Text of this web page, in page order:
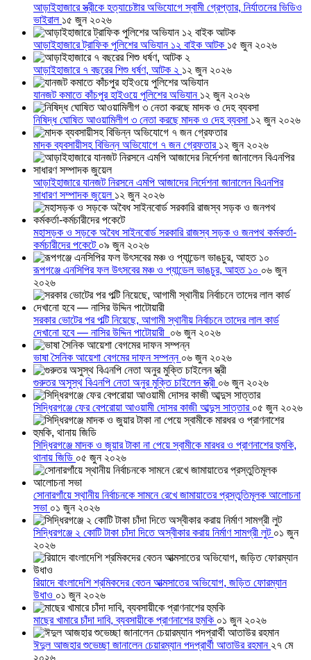
আড়াইহাজারে স্ত্রীকে হত্যাচেষ্টার অভিযোগে স্বামী গ্রেপ্তার, নির্যাতনের ভিডিও
ভাইরাল ১৫ জুন ২০২৬
আড়াইহাজারে ট্রাফিক পুলিশের অভিযান ১২ বাইক আটক ১৫ জুন ২০২৬
আড়াইহাজারে ৭ বছরের শিশু ধর্ষণ, আটক ২ ১২ জুন ২০২৬
যানজট কমাতে কাঁচপুর হাইওয়ে পুলিশের অভিযান ১২ জুন ২০২৬
নিষিদ্ধ ঘোষিত আওয়ামিলীগ ৩ নেতা করছে মাদক ও দেহ ব্যবসা ১২ জুন ২০২৬
মাদক ব্যবসায়ীসহ বিভিন্ন অভিযোগে ৭ জন গ্রেফতার ১২ জুন ২০২৬
আড়াইহাজারে যানজট নিরসনে এমপি আজাদের নির্দেশনা জানালেন বিএনপির
সাধারণ সম্পাদক জুয়েল ১২ জুন ২০২৬
মহাসড়ক ও সড়কে অবৈধ সাইনবোর্ড সরকারি রাজস্ব সড়ক ও জনপথ কর্মকর্তা-
কর্মচারীদের পকেটে ০৯ জুন ২০২৬
রূপগঞ্জে এনসিপির ফল উৎসবের মঞ্চ ও প্যান্ডেল ভাঙচুর, আহত ১০ ০৬ জুন
২০২৬
সরকার ভোটের পর পল্টি নিয়েছে, আগামী স্থানীয় নির্বাচনে তাদের লাল কার্ড
দেখানো হবে — নাসির উদ্দিন পাটোয়ারী ০৬ জুন ২০২৬
ভাষা সৈনিক আয়েশা বেগমের দাফন সম্পন্ন ০৬ জুন ২০২৬
গুরুতর অসুস্থ বিএনপি নেতা অনুর মুক্তি চাইলেন স্ত্রী ০৬ জুন ২০২৬
সিদ্ধিরগঞ্জে ফের বেপরোয়া আওয়ামী দোসর কাজী আব্দুস সাত্তার ০৫ জুন ২০২৬
সিদ্ধিরগঞ্জে মাদক ও জুয়ার টাকা না পেয়ে স্বামীকে মারধর ও প্রাণনাশের হুমকি,
থানায় জিডি ০৫ জুন ২০২৬
সোনারগাঁয়ে স্থানীয় নির্বাচনকে সামনে রেখে জামায়াতের প্রস্তুতিমূলক আলোচনা
সভা ০১ জুন ২০২৬
সিদ্ধিরগঞ্জে ২ কোটি টাকা চাঁদা দিতে অস্বীকার করায় নির্মাণ সামগ্রী লুট ০১ জুন
২০২৬
রিয়াদে বাংলাদেশি শ্রমিকদের বেতন আত্মসাতের অভিযোগ, জড়িত ফোরম্যান
উধাও ০১ জুন ২০২৬
মাছের খামারে চাঁদা দাবি, ব্যবসায়ীকে প্রাণনাশের হুমকি ০১ জুন ২০২৬
ঈদুল আজহার শুভেচ্ছা জানালেন চেয়ারম্যান পদপ্রার্থী আতাউর রহমান ২৭ মে